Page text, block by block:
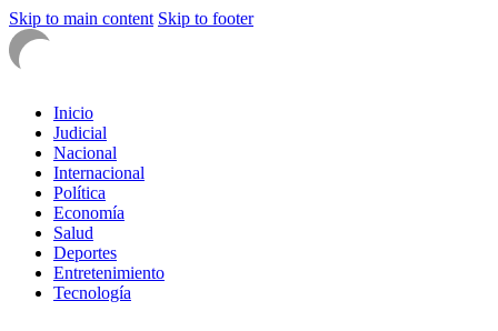
Skip to main content Skip to footer
Inicio
Judicial
Nacional
Internacional
Política
Economía
Salud
Deportes
Entretenimiento
Tecnología